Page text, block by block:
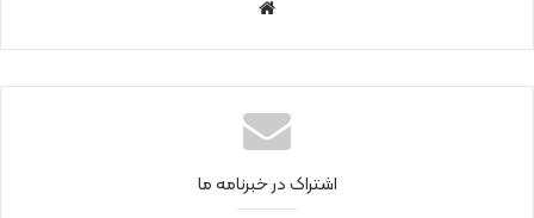
نتی
اشتراک در خبرنامه ما